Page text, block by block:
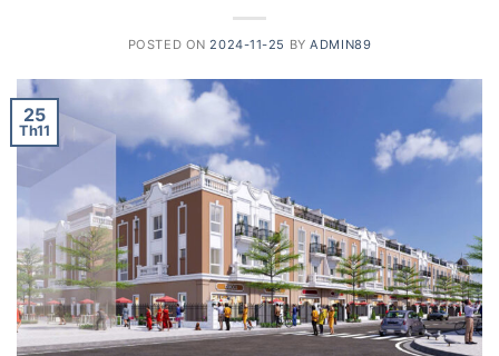
POSTED ON2024-11-25 BYADMIN89
25
Th11